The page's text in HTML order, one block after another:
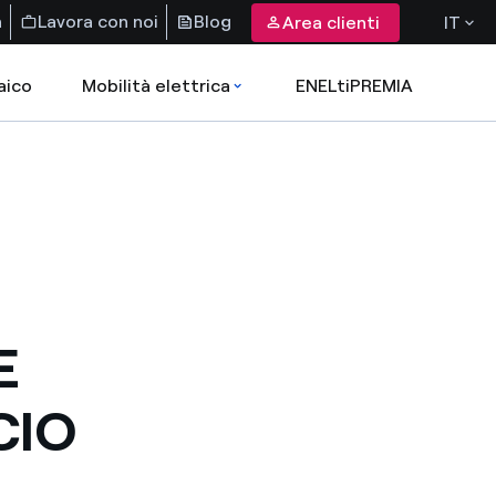
Lavora con noi Blog Area clienti IT
Mobilità elettrica ENELtiPREMIA